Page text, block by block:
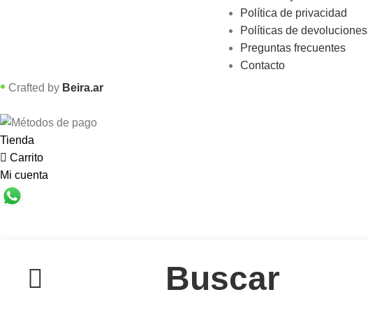
Política de privacidad
Políticas de devoluciones
Preguntas frecuentes
Contacto
• Crafted by Beira.ar
Tienda
Carrito
Mi cuenta